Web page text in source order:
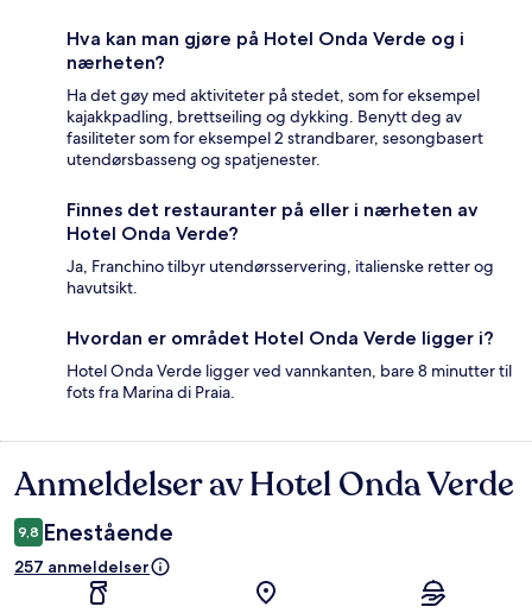
Hva kan man gjøre på Hotel Onda Verde og i
nærheten?
Ha det gøy med aktiviteter på stedet, som for eksempel
kajakkpadling, brettseiling og dykking. Benytt deg av
fasiliteter som for eksempel 2 strandbarer, sesongbasert
utendørsbasseng og spatjenester.
Finnes det restauranter på eller i nærheten av
Hotel Onda Verde?
Ja, Franchino tilbyr utendørsservering, italienske retter og
havutsikt.
Hvordan er området Hotel Onda Verde ligger i?
Hotel Onda Verde ligger ved vannkanten, bare 8 minutter til
fots fra Marina di Praia.
Anmeldelser
Anmeldelser av Hotel Onda Verde
9,8 Enestående
257 anmeldelser